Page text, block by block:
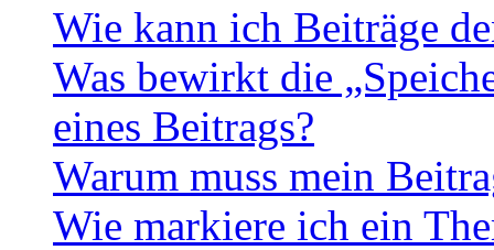
Wie kann ich Beiträge
Was bewirkt die
eines Beitrags?
Warum muss mein
Wie markiere ich ein